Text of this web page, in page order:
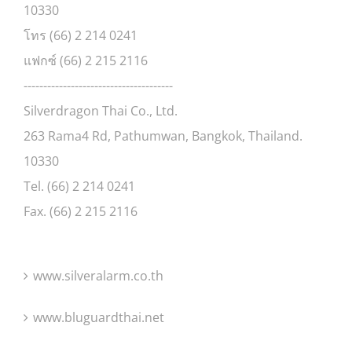
10330
โทร (66) 2 214 0241
แฟกซ์ (66) 2 215 2116
--------------------------------------
Silverdragon Thai Co., Ltd.
263 Rama4 Rd, Pathumwan, Bangkok, Thailand.
10330
Tel. (66) 2 214 0241
Fax. (66) 2 215 2116
www.silveralarm.co.th
www.bluguardthai.net